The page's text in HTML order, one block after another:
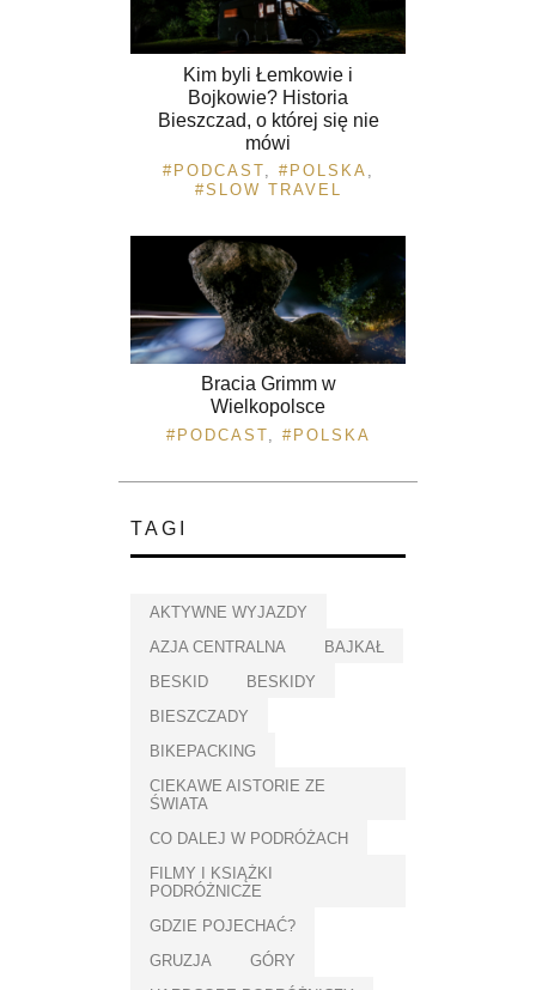
Kim byli Łemkowie i
Bojkowie? Historia
Bieszczad, o której się nie
mówi
PODCAST, POLSKA ,
SLOW TRAVEL
Bracia Grimm w
Wielkopolsce
PODCAST POLSKA
TAGI
AKTYWNE WYJAZDY
AZJA CENTRALNA
BAJKAŁ
BESKID
BESKIDY
BIESZCZADY
BIKEPACKING
CIEKAWE AISTORIE ZE
ŚWIATA
CO DALEJ W PODRÓŻACH
FILMY I KSIĄŻKI
PODRÓŻNICZE
GDZIE POJECHAĆ?
GRUZJA
GÓRY